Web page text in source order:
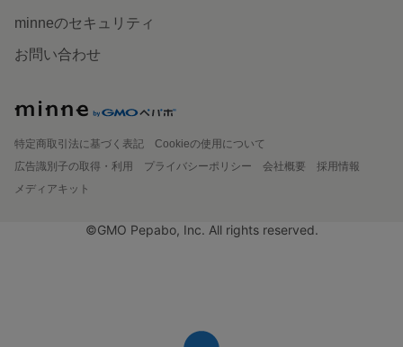
minneのセキュリティ
お問い合わせ
特定商取引法に基づく表記
Cookieの使用について
広告識別子の取得・利用
プライバシーポリシー 会社概要
採用情報
メディアキット
©GMO Pepabo, Inc. All rights reserved.